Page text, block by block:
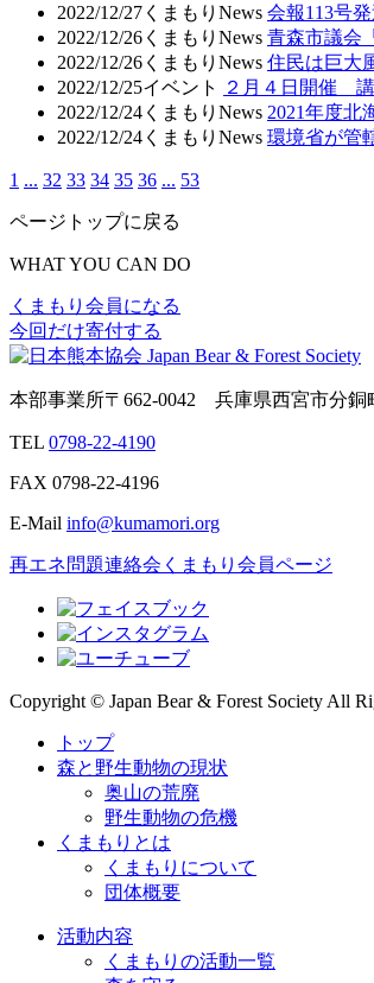
2022/12/27 くまもりNews 会報113号
2022/12/26 くまもりNews 青森市議会
2022/12/26 くまもりNews 住民は巨大
2022/12/25イベント
２月４日開催 講
2022/12/24 くまもりNews 2021年度北
2022/12/24 くまもりNews 環境省が管
1 ... 32 33 34 35 36 ... 53
ページトップに戻る
WHAT YOU CAN DO
くまもり会員になる
今回だけ寄付する
本部事業所〒662-0042 兵庫県西宮市分銅
TEL 0798-22-4190
FAX 0798-22-4196
E-Mail info@kumamori.org
再エネ問題連絡会 くまもり会員ページ
Copyright © Japan Bear & Forest Society All
トップ
森と野生動物の現状
奥山の荒廃
野生動物の危機
くまもりとは
くまもりについて
団体概要
活動内容
くまもりの活動一覧